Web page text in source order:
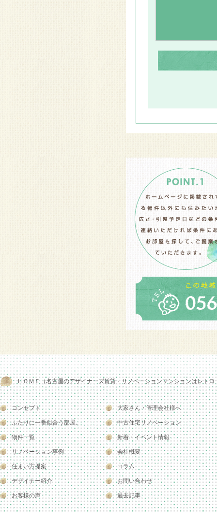
ＨＯＭＥ（名古屋のデザイナーズ賃貸・リノベーションマンションはレトロ
コンセプト
ふたりに一番似合う部屋。
物件一覧
リノベーション事例
住まい方提案
デザイナー紹介
お客様の声
大家さん・管理会社様へ
中古住宅リノベーション
新着・イベント情報
会社概要
コラム
お問い合わせ
過去記事